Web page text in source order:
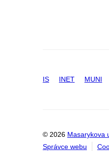
IS INET MUNI
© 2026 Masarykova
Správce webu